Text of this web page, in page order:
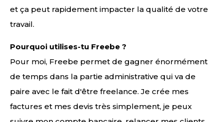
et ça peut rapidement impacter la qualité de votre
travail.
Pourquoi utilises-tu Freebe ?
Pour moi, Freebe permet de gagner énormément
de temps dans la partie administrative qui va de
paire avec le fait d'être freelance. Je crée mes
factures et mes devis très simplement, je peux